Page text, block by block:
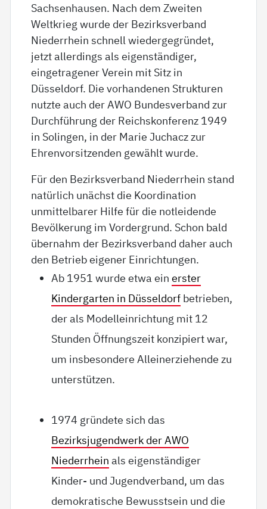
Sachsenhausen. Nach dem Zweiten
Weltkrieg wurde der Bezirksverband
Niederrhein schnell wiedergegründet,
jetzt allerdings als eigenständiger,
eingetragener Verein mit Sitz in
Düsseldorf. Die vorhandenen Strukturen
nutzte auch der AWO Bundesverband zur
Durchführung der Reichskonferenz 1949
in Solingen, in der Marie Juchacz zur
Ehrenvorsitzenden gewählt wurde.
Für den Bezirksverband Niederrhein stand
natürlich unächst die Koordination
unmittelbarer Hilfe für die notleidende
Bevölkerung im Vordergrund. Schon bald
übernahm der Bezirksverband daher auch
den Betrieb eigener Einrichtungen.
Ab 1951 wurde etwa einerster
Kindergarten in Düsseldorf betrieben,
der als Modelleinrichtung mit 12
Stunden Öffnungszeit konzipiert war,
um insbesondere Alleinerziehende zu
unterstützen.
1974 gründete sich das
Bezirksjugendwerk der AWO
Niederrhein als eigenständiger
Kinder- und Jugendverband, um das
demokratische Bewusstsein und die